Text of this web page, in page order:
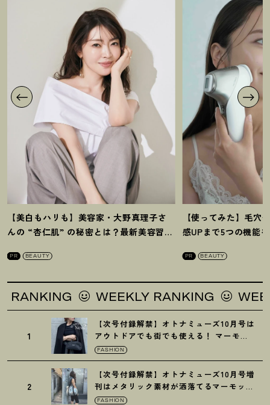
【美白もハリも】美容家・大野真理子さ
んの “杏仁肌” の秘密とは ？ 最新美容習慣
PR BEAUTY
【使ってみた】毛穴
感UPまで5つの機能
PR BEAUTY
WEEKLY RANKING
1
【次号付録解禁】オトナミューズ10月号は
アウトドアでも街でも使える ！ マーモッ
トの黒ショルダー
FASHION
2
【次号付録解禁】オトナミューズ10月号増
刊はメタリック素材が洒落てるマーモット
の保冷バッグ
FASHION